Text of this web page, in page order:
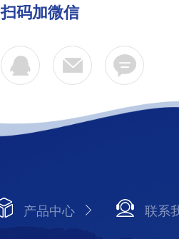
扫码加微信
产品中心 联系